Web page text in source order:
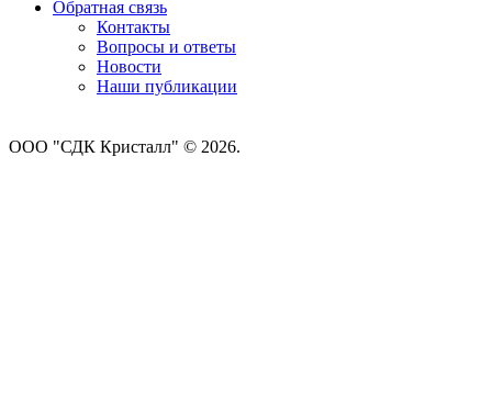
Обратная связь
Контакты
Вопросы и ответы
Новости
Наши публикации
ООО "СДК Кристалл" © 2026.